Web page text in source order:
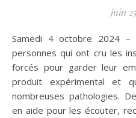
juin
Samedi 4 octobre 2024 – Nombreux témoignages de
personnes qui ont cru les
forcés pour garder leur
produit expérimental et
nombreuses pathologies.
en aide pour les écouter,